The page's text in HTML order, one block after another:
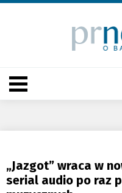
„Jazgot” wraca w
serial audio po raz